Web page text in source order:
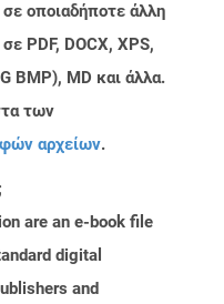
οποιαδήποτε άλλη
PDF, DOCX, XPS,
BMP), MD και άλλα.
των
αρχείων.
are an e-book file
digital
and